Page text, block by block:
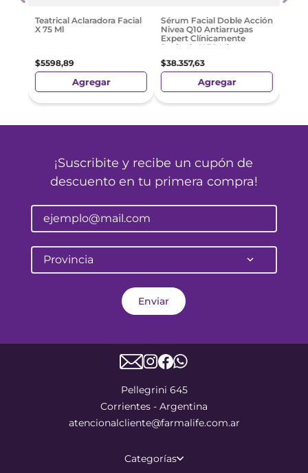
Teatrical Aclaradora Facial
X 75 Ml
$5598,89
Agregar
Sérum Facial Doble Acción
Nivea Q10 Antiarrugas
Expert Clínicamente
Probado X 30 Ml
$38.357,63
Agregar
¡Suscribite y recibe un cupón de
descuento en tu primera compra!
Provincia
Enviar
Pellegrini 645
Corrientes - Argentina
atencionalcliente@farmalife.com.ar
Categorías